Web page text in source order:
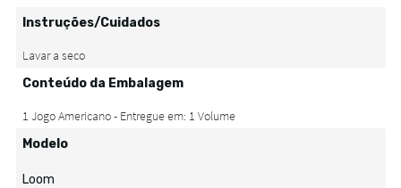
Instruções/Cuidados
Conteúdo da Embalagem
Modelo
Loom